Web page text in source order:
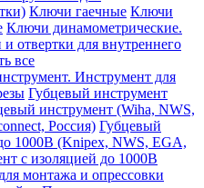
Ключи гаечные Ключи
Ключи динамометрические.
отвертки для внутреннего
все
Инструмент для
Губцевый инструмент
инструмент (Wiha, NWS,
Россия) Губцевый
1000В (Knipex, NWS, EGA,
с изоляцией до 1000В
монтажа и опрессовки